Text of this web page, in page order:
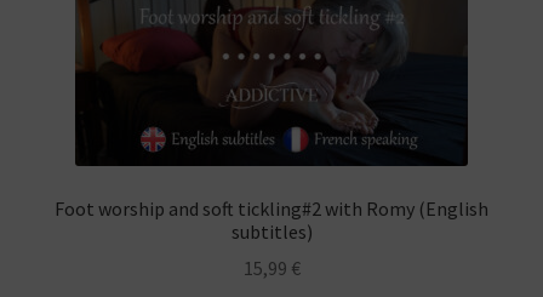
Foot worship and soft tickling#2 with Romy (English
subtitles)
15,99 €